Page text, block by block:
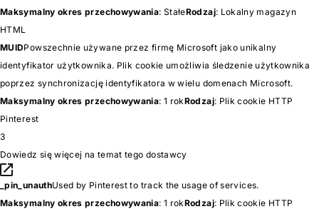
Maksymalny okres przechowywania: StałeRodzaj: Lokalny magazyn
HTML
MUIDPowszechnie używane przez firmę Microsoft jako unikalny
identyfikator użytkownika. Plik cookie umożliwia śledzenie użytkownika
poprzez synchronizację identyfikatora w wielu domenach Microsoft.
Maksymalny okres przechowywania: 1 rokRodzaj: Plik cookie HTTP
Pinterest
3
Dowiedz się więcej na temat tego dostawcy
_pin_unauthUsed by Pinterest to track the usage of services.
Maksymalny okres przechowywania: 1 rokRodzaj: Plik cookie HTTP